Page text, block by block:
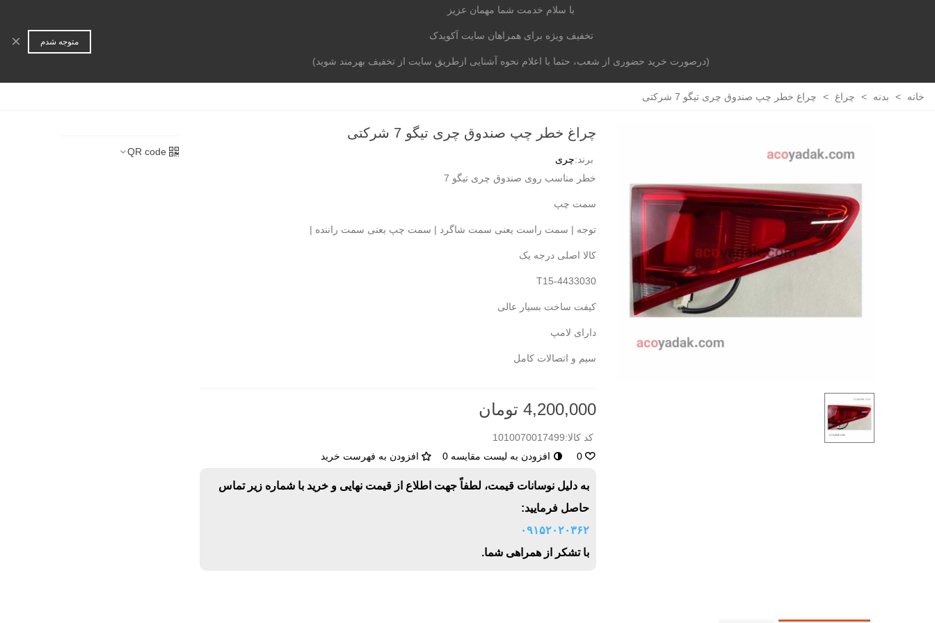
جلوبندی و تعلیق موتوری برند خودرو آکومگ لیست شعب تماس با ما
خانه > بدنه > چراغ > چراغ خطر چپ صندوق چری تیگو 7 شرکتی
چراغ خطر چپ صندوق چری تیگو 7 شرکتی
برند:چری
خطر مناسب روی صندوق چری تیگو 7
سمت چپ
توجه | سمت راست یعنی سمت شاگرد | سمت چپ یعنی سمت راننده |
کالا اصلی درجه یک
T15-4433030
کیفت ساخت بسیار عالی
دارای لامپ
سیم و اتصالات کامل
4,200,000 تومان
کد کالا:1010070017499
0
افزودن به لیست مقایسه 0 افزودن به فهرست خرید
به دلیل نوسانات قیمت، لطفاً جهت اطلاع از قیمت نهایی و خرید با شماره زیر تماس
حاصل فرمایید:
۰۹۱۵۲۰۲۰۳۶۲
با تشکر از همراهی شما.
QR code
با سلام خدمت شما مهمان عزیز
تخفیف ویژه برای همراهان سایت آکویدک
(درصورت خرید حضوری از شعب، حتما با اعلام نحوه آشنایی ازطریق سایت از تخفیف بهرمند شوید)
متوجه شدم ×